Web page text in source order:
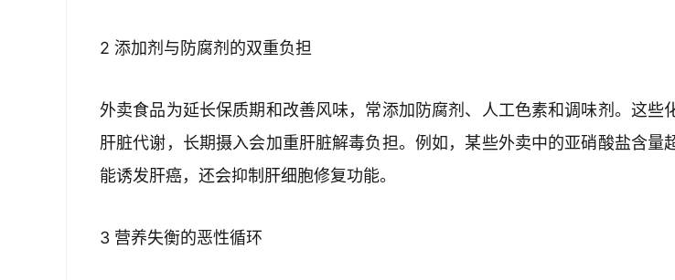
2 添加剂与防腐剂的双重负担
外卖食品为延长保质期和改善风味，常添加防腐剂、人工色素和调味剂。这些
肝脏代谢，长期摄入会加重肝脏解毒负担。例如，某些外卖中的亚硝酸盐含量
能诱发肝癌，还会抑制肝细胞修复功能。
3 营养失衡的恶性循环